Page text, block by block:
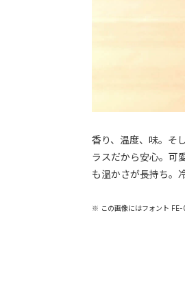
香り、温度、味。そ
ラスだから安心。可
も温かさが長持ち。
※ この画像にはフォント FE-